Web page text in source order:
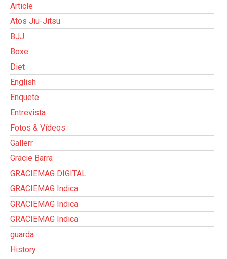
Article
Atos Jiu-Jitsu
BJJ
Boxe
Diet
English
Enquete
Entrevista
Fotos & Vídeos
Gallerr
Gracie Barra
GRACIEMAG DIGITAL
GRACIEMAG Indica
GRACIEMAG Indica
GRACIEMAG Indica
guarda
History